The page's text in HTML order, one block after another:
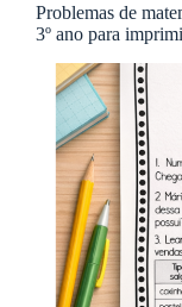
Problemas de
3º ano para